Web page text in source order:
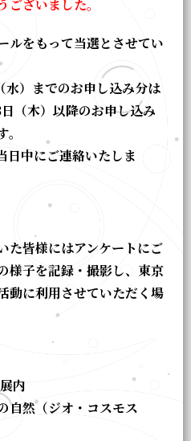
ございました。
ルをもって当選とさせてい
）までのお申し込み分は
（木）以降のお申し込み
中にご連絡いたしま
た皆様にはアンケートにご
様子を記録・撮影し、東京
動に利用させていただく場
内
自然（ジオ・コスモス